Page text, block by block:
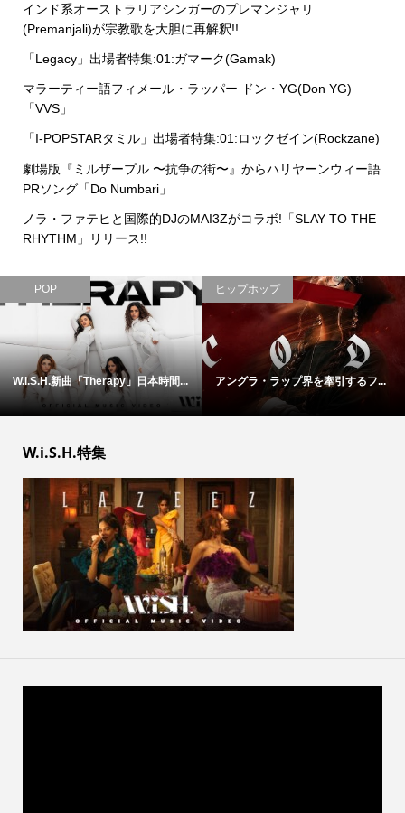
インド系オーストラリアシンガーのプレマンジャリ
(Premanjali)が宗教歌を大胆に再解釈!!
「Legacy」出場者特集:01:ガマーク(Gamak)
マラーティー語フィメール・ラッパー ドン・YG(Don YG)
「VVS」
「I-POPSTARタミル」出場者特集:01:ロックゼイン(Rockzane)
劇場版『ミルザープル 〜抗争の街〜』からハリヤーンウィー語
PRソング「Do Numbari」
ノラ・ファテヒと国際的DJのMAI3Zがコラボ!「SLAY TO THE
RHYTHM」リリース!!
POP
W.i.S.H.新曲「Therapy」日本時間...
ヒップホップ
アングラ・ラップ界を牽引するフ...
W.i.S.H.特集